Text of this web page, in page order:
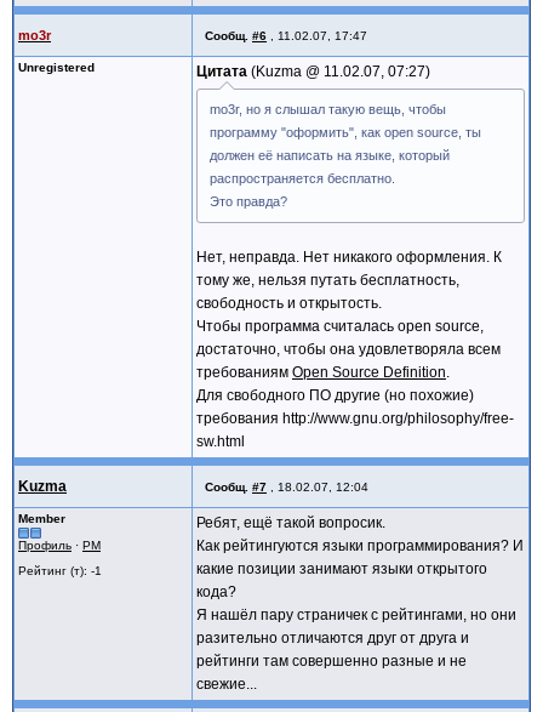
mo3r Сообщ. #6 11.02.07, 17:47
Unregistered Цитата Kuzma @ 11.02.07, 07:27
mo3r, но я слышал такую вещь, чтобы
программу "оформить", как open source, ты
должен её написать на языке, который
распространяется бесплатно.
Это правда?
Нет, неправда. Нет никакого оформления. К
тому же, нельзя путать бесплатность,
свободность и открытость.
Чтобы программа считалась open source,
достаточно, чтобы она удовлетворяла всем
требованиям Open Source Definition
Для свободного ПО другие (но похожие)
требования http://www.gnu.org/philosophy/free-
sw.html
Kuzma Сообщ. #7 18.02.07, 12:04
Member
Профиль · PM
Рейтинг (т): -1
Ребят, ещё такой вопросик.
Как рейтингуются языки программирования? И
какие позиции занимают языки открытого
кода?
Я нашёл пару страничек с рейтингами, но они
разительно отличаются друг от друга и
рейтинги там совершенно разные и не
свежие...